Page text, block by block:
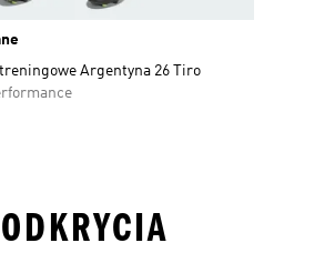
Argentyna 26 Tiro